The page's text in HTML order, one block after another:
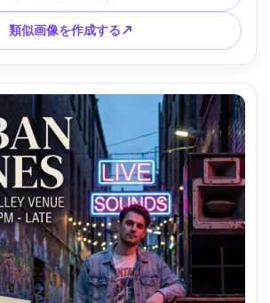
り合った暖かいファイヤーライト、Sony
ートレートフレーミング、リラックスした
ルな肌の質感とシャドウ、高解像度、印
デザイン、透かしなし --ar 4:5
類似画像を作成する↗